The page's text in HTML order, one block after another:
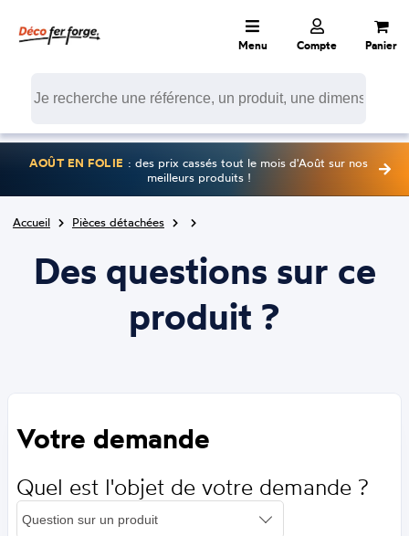
Menu Compte Panier
AOÛT EN FOLIE : des prix cassés tout le mois d'Août sur nos
meilleurs produits !
Accueil Pièces détachées
Des questions sur ce
produit ?
Votre demande
Quel est l'objet de votre demande ?